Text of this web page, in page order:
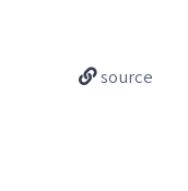
source